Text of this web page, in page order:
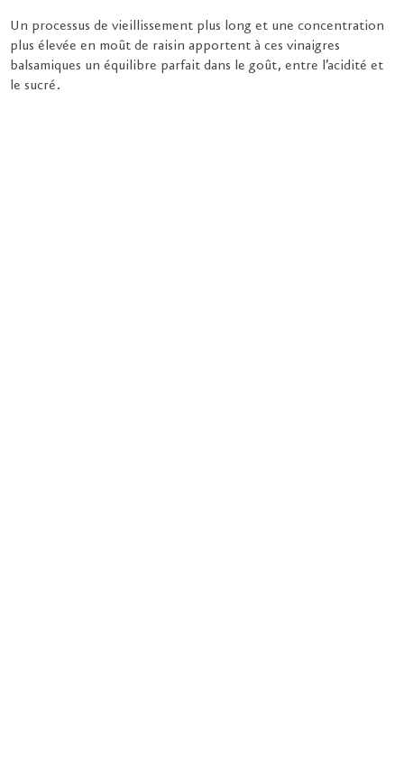
Un processus de vieillissement plus long et une concentration
plus élevée en moût de raisin apportent à ces vinaigres
balsamiques un équilibre parfait dans le goût, entre l’acidité et
le sucré.